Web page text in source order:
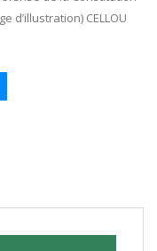
d’illustration) CELLOU